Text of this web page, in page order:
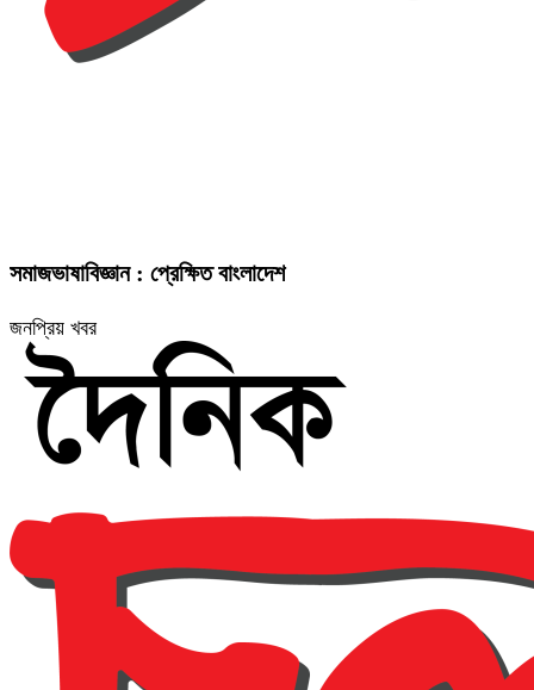
সমাজভাষাবিজ্ঞান : প্রেক্ষিত বাংলাদেশ
জনপ্রিয় খবর